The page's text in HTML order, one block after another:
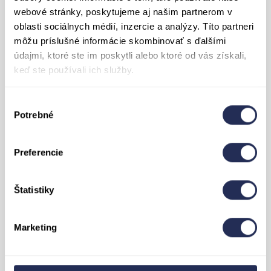
webové stránky, poskytujeme aj našim partnerom v
oblasti sociálnych médií, inzercie a analýzy. Títo partneri
môžu príslušné informácie skombinovať s ďalšími
údajmi, ktoré ste im poskytli alebo ktoré od vás získali,
keď ste používali ich služby.
súhlasu
Potrebné
Preferencie
Štatistiky
Marketing
Sánkarská trať veľká aj malá a snowtubingová
slnka a čerstvého vzduchu? Zabaviť sa môžete na